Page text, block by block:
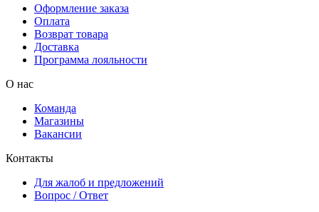
Оформление заказа
Оплата
Возврат товара
Доставка
Программа лояльности
О нас
Команда
Магазины
Вакансии
Контакты
Для жалоб и предложений
Вопрос / Ответ